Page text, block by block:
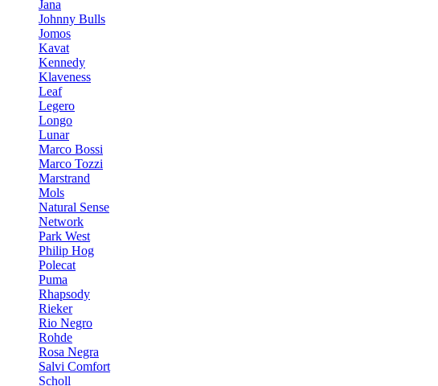
Jana
Johnny Bulls
Jomos
Kavat
Kennedy
Klaveness
Leaf
Legero
Longo
Lunar
Marco Bossi
Marco Tozzi
Marstrand
Mols
Natural Sense
Network
Park West
Philip Hog
Polecat
Puma
Rhapsody
Rieker
Rio Negro
Rohde
Rosa Negra
Salvi Comfort
Scholl